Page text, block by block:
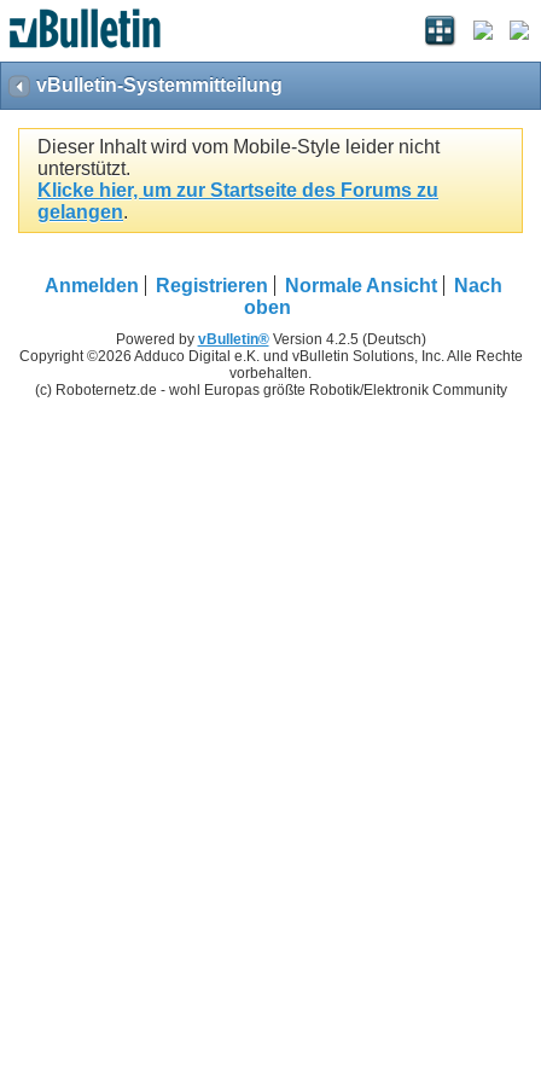
vBulletin-Systemmitteilung
Dieser Inhalt wird vom Mobile-Style leider nicht
unterstützt.
Klicke hier, um zur Startseite des Forums zu
gelangen.
Anmelden Registrieren Normale Ansicht
Nach
oben
Powered by vBulletin®Version 4.2.5 (Deutsch)
Copyright ©2026 Adduco Digital e.K. und vBulletin Solutions, Inc. Alle Rechte
vorbehalten.
(c) Roboternetz.de - wohl Europas größte Robotik/Elektronik Community